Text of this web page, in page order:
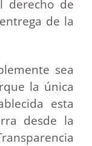
derecho de
de la
sea
la única
esta
desde la